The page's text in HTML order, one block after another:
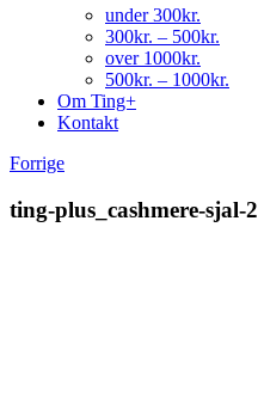
under 300kr.
300kr. – 500kr.
over 1000kr.
500kr. – 1000kr.
Om Ting+
Kontakt
Forrige
ting-plus_cashmere-sjal-2